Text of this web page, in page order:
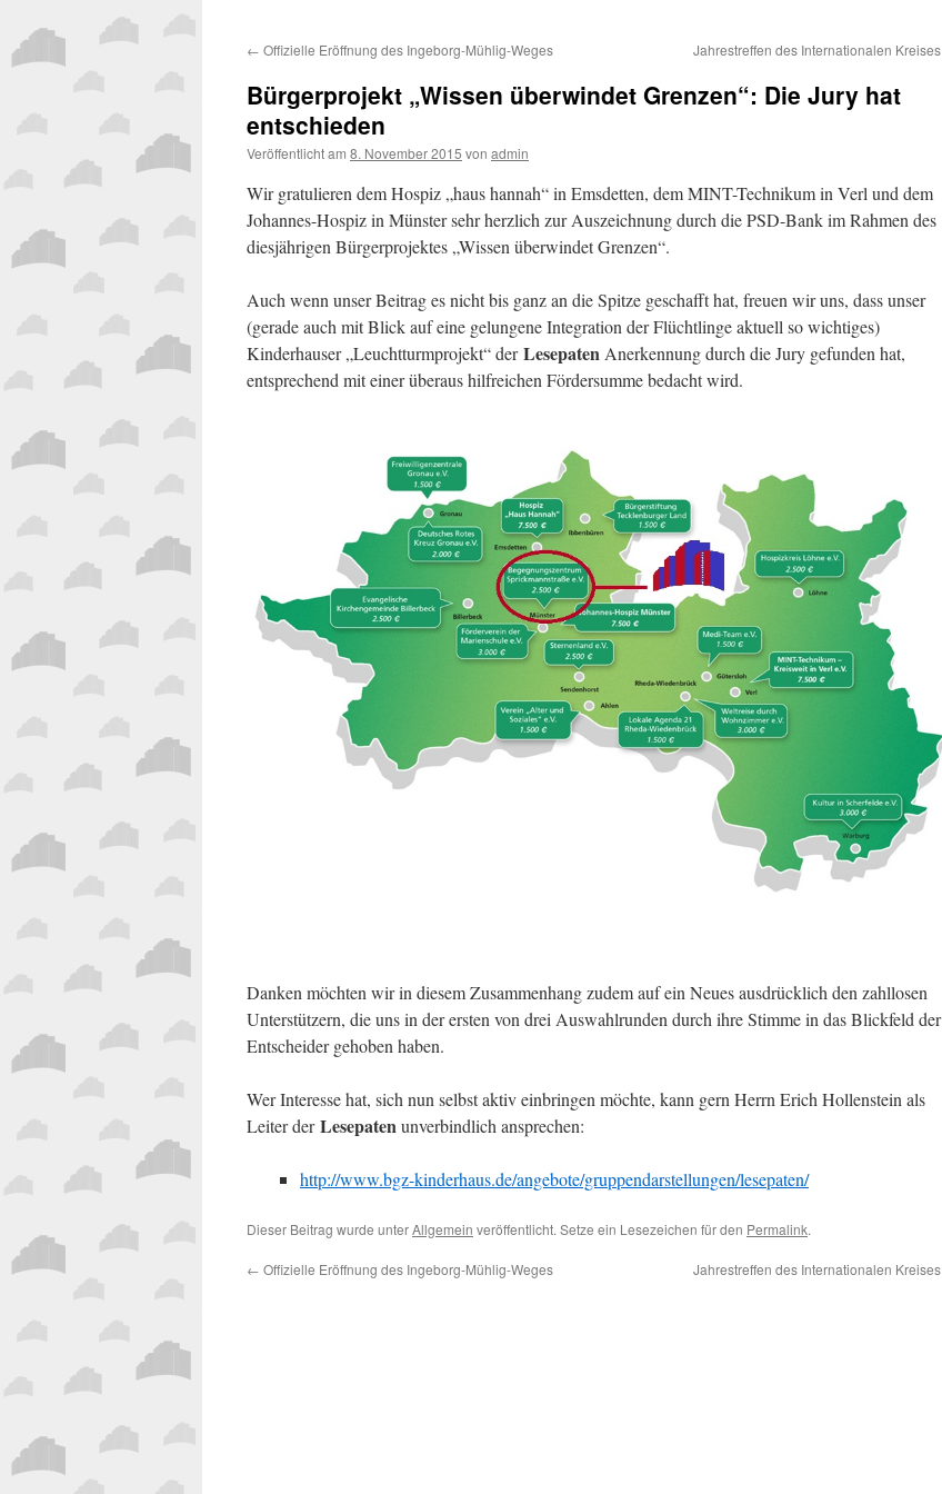
← Offizielle Eröffnung des Ingeborg-Mühlig-Weges Jahrestreffen des Internationalen Kreises
Bürgerprojekt „Wissen überwindet Grenzen“: Die Jury hat
entschieden
Veröffentlicht am 8. November 2015 von admin
Wir gratulieren dem Hospiz „haus hannah“ in Emsdetten, dem MINT-Technikum in Verl und dem
Johannes-Hospiz in Münster sehr herzlich zur Auszeichnung durch die PSD-Bank im Rahmen des
diesjährigen Bürgerprojektes „Wissen überwindet Grenzen“.
Auch wenn unser Beitrag es nicht bis ganz an die Spitze geschafft hat, freuen wir uns, dass unser
(gerade auch mit Blick auf eine gelungene Integration der Flüchtlinge aktuell so wichtiges)
Kinderhauser „Leuchtturmprojekt“ derLesepaten Anerkennung durch die Jury gefunden hat,
entsprechend mit einer überaus hilfreichen Fördersumme bedacht wird.
Danken möchten wir in diesem Zusammenhang zudem auf ein Neues ausdrücklich den zahllosen
Unterstützern, die uns in der ersten von drei Auswahlrunden durch ihre Stimme in das Blickfeld der
Entscheider gehoben haben.
Wer Interesse hat, sich nun selbst aktiv einbringen möchte, kann gern Herrn Erich Hollenstein als
Leiter derLesepatenunverbindlich ansprechen:
http://www.bgz-kinderhaus.de/angebote/gruppendarstellungen/lesepaten/
Dieser Beitrag wurde unterAllgemein veröffentlicht. Setze ein Lesezeichen für den Permalink.
← Offizielle Eröffnung des Ingeborg-Mühlig-Weges Jahrestreffen des Internationalen Kreises